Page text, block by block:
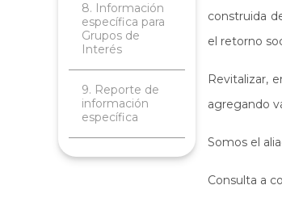
8. Información
específica para
Grupos de
Interés
9. Reporte de
información
específica
construida
el retorno
Revitalizar,
agregando
Somos el
Consulta a